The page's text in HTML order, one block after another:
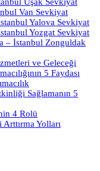
Uşak Sevkiyat
Van Sevkiyat
Yalova Sevkiyat
Yozgat Sevkiyat
– İstanbul Zonguldak
ve Geleceği
5 Faydası
Sağlamanın 5
4 Rolü
Arttırma Yolları